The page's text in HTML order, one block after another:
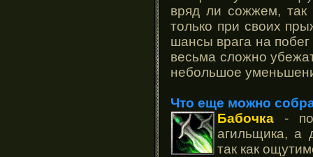
вряд ли сожжем, так
только при своих
шансы врага на
весьма сложно
небольшое
Что еще можно
Бабочка -
агильщика, а
так как